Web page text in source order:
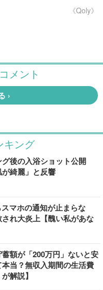
《Qoly》
キング
後の入浴ショット公開
が綺麗」と反響
マホの通知が止まらな
れ大炎上【醜い私があな
額が「200万円」ないと安
当？無収入期間の生活費
解説】